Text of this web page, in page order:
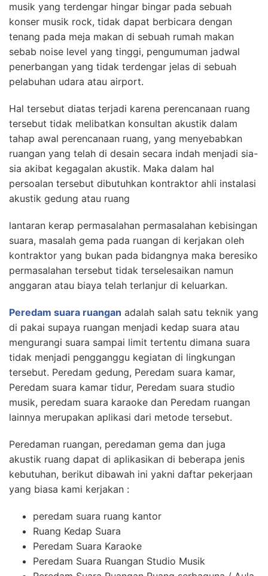
musik yang terdengar hingar bingar pada sebuah
konser musik rock, tidak dapat berbicara dengan
tenang pada meja makan di sebuah rumah makan
sebab noise level yang tinggi, pengumuman jadwal
penerbangan yang tidak terdengar jelas di sebuah
pelabuhan udara atau airport.
Hal tersebut diatas terjadi karena perencanaan ruang
tersebut tidak melibatkan konsultan akustik dalam
tahap awal perencanaan ruang, yang menyebabkan
ruangan yang telah di desain secara indah menjadi sia-
sia akibat kegagalan akustik. Maka dalam hal
persoalan tersebut dibutuhkan kontraktor ahli instalasi
akustik gedung atau ruang
lantaran kerap permasalahan permasalahan kebisingan
suara, masalah gema pada ruangan di kerjakan oleh
kontraktor yang bukan pada bidangnya maka beresiko
permasalahan tersebut tidak terselesaikan namun
anggaran atau biaya telah terlanjur di keluarkan.
Peredam suara ruangan adalah salah satu teknik yang
di pakai supaya ruangan menjadi kedap suara atau
mengurangi suara sampai limit tertentu dimana suara
tidak menjadi pengganggu kegiatan di lingkungan
tersebut. Peredam gedung, Peredam suara kamar,
Peredam suara kamar tidur, Peredam suara studio
musik, peredam suara karaoke dan Peredam ruangan
lainnya merupakan aplikasi dari metode tersebut.
Peredaman ruangan, peredaman gema dan juga
akustik ruang dapat di aplikasikan di beberapa jenis
kebutuhan, berikut dibawah ini yakni daftar pekerjaan
yang biasa kami kerjakan :
peredam suara ruang kantor
Ruang Kedap Suara
Peredam Suara Karaoke
Peredam Suara Ruangan Studio Musik